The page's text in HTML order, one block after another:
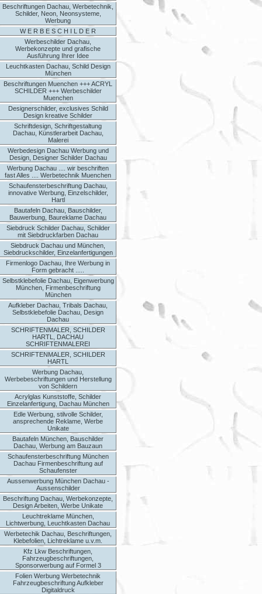
Beschriftungen Dachau, Werbetechnik,
Schilder, Neon, Neonsysteme,
Werbung
W E R B E S C H I L D E R
Werbeschilder Dachau,
Werbekonzepte und grafische
Ausführung Ihrer Idee
Leuchtkasten Dachau, Schild Design
München
Beschriftungen Muenchen +++ ACRYL
SCHILDER +++ Werbeschilder
Muenchen
Designerschilder, exclusives Schild
Design kreative Schilder
Schriftdesign, Schriftgestaltung
Dachau, Künstlerarbeit Dachau,
Malerei
Werbedesign Dachau Werbung und
Design, Designer Schilder Dachau
Werbung Dachau .... wir beschriften
fast Alles .... Werbetechnik Muenchen
Schaufensterbeschriftung Dachau,
innovative Werbung, Einzelschilder,
Hartl
Bautafeln Dachau, Bauschilder,
Bauwerbung, Baureklame Dachau
Siebdruck Schilder Dachau, Schilder
mit Siebdruckfarben Dachau
Siebdruck Dachau und München,
Siebdruckschilder, Einzelanfertigungen
Firmenlogo Dachau, Ihre Werbung in
Form gebracht .....
Selbstklebefolie Dachau, Eigenwerbung
München, Firmenbeschriftung
München
Aufkleber Dachau, Tribals Dachau,
Selbstklebefolie Dachau, Design
Dachau
SCHRIFTENMALER, SCHILDER
HARTL, DACHAU
SCHRIFTENMALEREI
SCHRIFTENMALER, SCHILDER
HARTL
Werbung Dachau,
Werbebeschriftungen und Herstellung
von Schildern
Acrylglas Kunststoffe, Schilder
Einzelanfertigung, Dachau München
Edle Werbung, stilvolle Schilder,
ansprechende Reklame, Werbe
Unikate
Bautafeln München, Bauschilder
Dachau, Werbung am Bauzaun
Schaufensterbeschriftung München
Dachau Firmenbeschriftung auf
Schaufenster
Aussenwerbung München Dachau -
Aussenschilder
Beschriftung Dachau, Werbekonzepte,
Design Arbeiten, Werbe Unikate
Leuchtreklame München,
Lichtwerbung, Leuchtkasten Dachau
Werbetechik Dachau, Beschriftungen,
Klebefolien, Lichtreklame u.v.m.
Kfz Lkw Beschriftungen,
Fahrzeugbeschriftungen,
Sponsorwerbung auf Formel 3
Folien Werbung Werbetechnik
Fahrzeugbeschriftung Aufkleber
Digitaldruck